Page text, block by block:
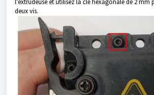
l'extrudeuse et utilisez la clé hexagonale de 2 mm
deux vis.